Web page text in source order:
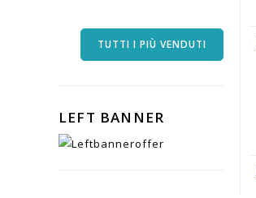
TUTTI I PIÙ VENDUTI
LEFT BANNER